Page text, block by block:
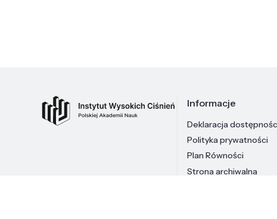
Informacje
Deklaracja
Polityka prywatności
Plan Równości
Strona archiwalna